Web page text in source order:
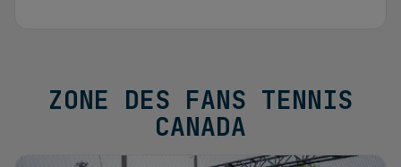
ZONE DES FANS TENNIS
CANADA